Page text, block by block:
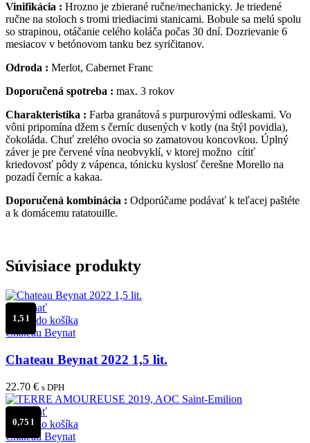
Vinifikácia : Hrozno je zbierané ručne/mechanicky. Je triedené
ručne na stoloch s tromi triediacimi stanicami. Bobule sa melú spolu
so strapinou, otáčanie celého koláča počas 30 dní. Dozrievanie 6
mesiacov v betónovom tanku bez syričitanov.
Odroda : Merlot, Cabernet Franc
Doporučená spotreba : max. 3 rokov
Charakteristika : Farba granátová s purpurovými odleskami. Vo
vôni pripomína džem s černíc dusených v kotly (na štýl povidla),
čokoláda. Chuť zrelého ovocia so zamatovou koncovkou. Úplný
záver je pre červené vína neobvyklí, v ktorej možno cítiť
kriedovosť pôdy z vápenca, tónicku kyslosť čerešne Morello na
pozadí černíc a kakaa.
Doporučená kombinácia : Odporúčame podávať k teľacej paštéte
a k domácemu ratatouille.
Súvisiace produkty
Porovnať
Pridať do košíka
Château Beynat
Chateau Beynat 2022 1,5 lit.
22.70 € s DPH
1,5 l
Porovnať
Pridať do košíka
Château Beynat
0,75 l